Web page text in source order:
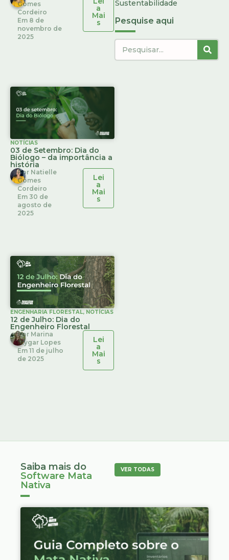
Gomes
Cordeiro
Em 8 de
novembro de
2025
a
Mai
s
NOTÍCIAS
03 de Setembro: Dia do
Biólogo – da importância a
história
Por Natielle
Gomes
Cordeiro
Em 30 de
agosto de
2025
Lei
a
Mai
s
ENGENHARIA FLORESTAL, NOTÍCIAS
12 de Julho: Dia do
Engenheiro Florestal
Por Marina
Stygar Lopes
Em 11 de julho
de 2025
Lei
a
Mai
s
Sustentabilidade
Pesquise aqui
Saiba mais do
Software Mata
Nativa
VER TODAS